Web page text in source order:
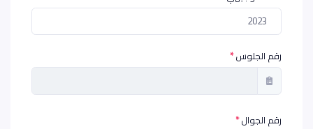
2023
رقم الجلوس
رقم الجوال